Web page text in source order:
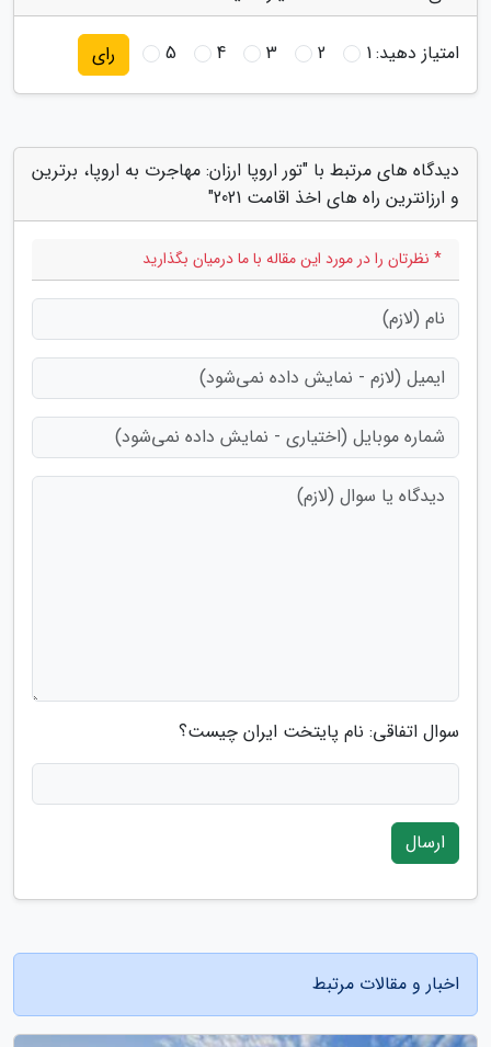
امتیاز دهید:1
2
3
4
5 رای
دیدگاه های مرتبط با "تور اروپا ارزان: مهاجرت به اروپا، برترین
و ارزانترین راه های اخذ اقامت 2021"
* نظرتان را در مورد این مقاله با ما درمیان بگذارید
سوال اتفاقی: نام پایتخت ایران چیست؟
ارسال
اخبار و مقالات مرتبط